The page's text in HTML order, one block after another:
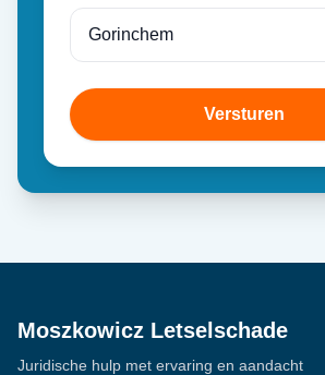
Versturen
Moszkowicz Letselschade
Juridische hulp met ervaring en aandacht